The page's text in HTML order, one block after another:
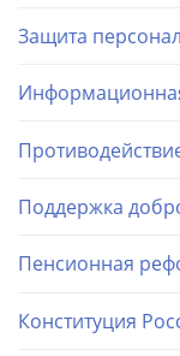
Защита
Поддержка
Пенсионная
Конституция